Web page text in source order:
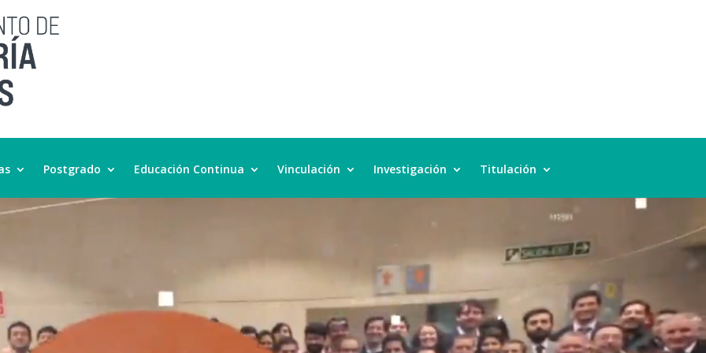
Postgrado Educación Continua Vinculación Investigación Titulación